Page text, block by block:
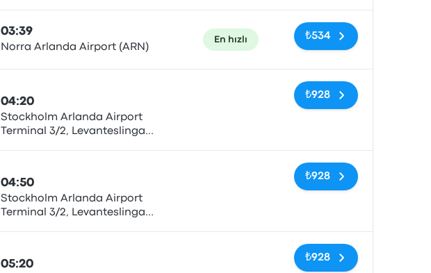
03:39
Norra Arlanda Airport (ARN)
En hızlı ₺534
04:20
Stockholm Arlanda Airport
Terminal 3/2, Levanteslingan,
Etiketler yok
₺928
04:50
Stockholm Arlanda Airport
Terminal 3/2, Levanteslingan,
Etiketler yok
₺928
05:20
Etiketler yok
₺928